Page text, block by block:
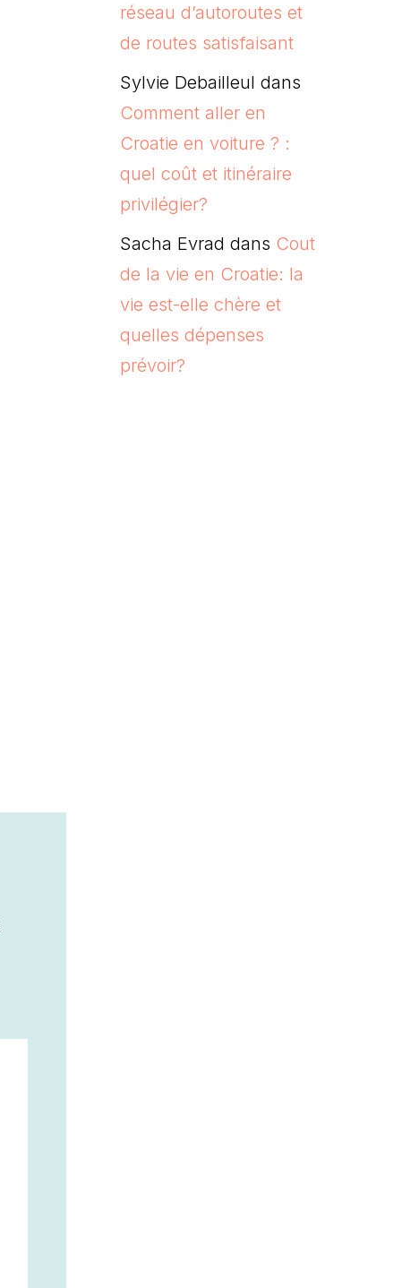
réseau d’autoroutes et
de routes satisfaisant
Sylvie Debailleul dans
Comment aller en
Croatie en voiture ? :
quel coût et itinéraire
privilégier?
Sacha Evrad dans Cout
de la vie en Croatie: la
vie est-elle chère et
quelles dépenses
prévoir?